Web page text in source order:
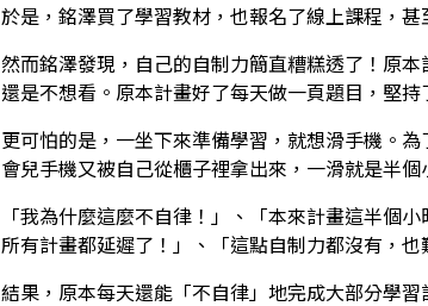
於是，銘澤買了學習教材，也報名了線上課程，
然而銘澤發現，自己的自制力簡直糟糕透了！原
還是不想看。原本計畫好了每天做一頁題目，堅持
更可怕的是，一坐下來準備學習，就想滑手機。
會兒手機又被自己從櫃子裡拿出來，一滑就是半個
「我為什麼這麼不自律！」、「本來計畫這半個
所有計畫都延遲了！」、「這點自制力都沒有，
結果，原本每天還能「不自律」地完成大部分學